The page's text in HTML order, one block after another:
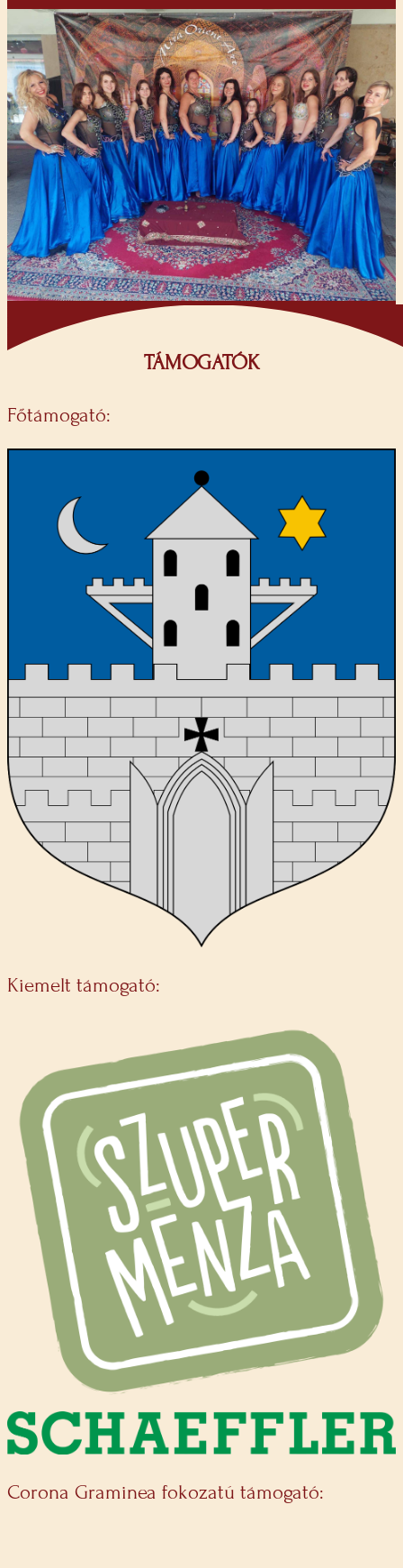
TÁMOGATÓK
Főtámogató:
Kiemelt támogató:
Corona Graminea fokozatú támogató: